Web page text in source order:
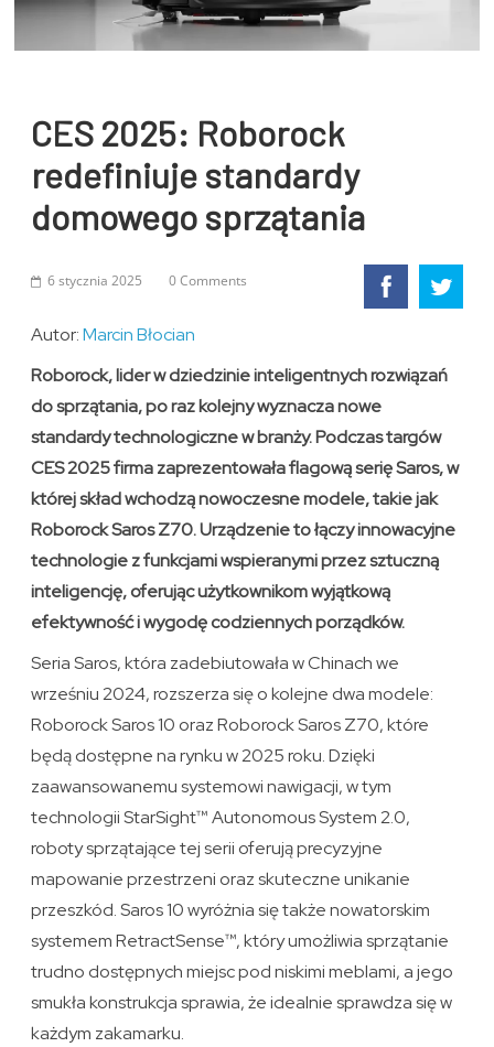
CES 2025: Roborock
redefiniuje standardy
domowego sprzątania
6 stycznia 2025 0 Comments
Autor:Marcin Błocian
Roborock, lider w dziedzinie inteligentnych rozwiązań
do sprzątania, po raz kolejny wyznacza nowe
standardy technologiczne w branży. Podczas targów
CES 2025 firma zaprezentowała flagową serię Saros, w
której skład wchodzą nowoczesne modele, takie jak
Roborock Saros Z70. Urządzenie to łączy innowacyjne
technologie z funkcjami wspieranymi przez sztuczną
inteligencję, oferując użytkownikom wyjątkową
efektywność i wygodę codziennych porządków.
Seria Saros, która zadebiutowała w Chinach we
wrześniu 2024, rozszerza się o kolejne dwa modele:
Roborock Saros 10 oraz Roborock Saros Z70, które
będą dostępne na rynku w 2025 roku. Dzięki
zaawansowanemu systemowi nawigacji, w tym
technologii StarSight™ Autonomous System 2.0,
roboty sprzątające tej serii oferują precyzyjne
mapowanie przestrzeni oraz skuteczne unikanie
przeszkód. Saros 10 wyróżnia się także nowatorskim
systemem RetractSense™, który umożliwia sprzątanie
trudno dostępnych miejsc pod niskimi meblami, a jego
smukła konstrukcja sprawia, że idealnie sprawdza się w
każdym zakamarku.